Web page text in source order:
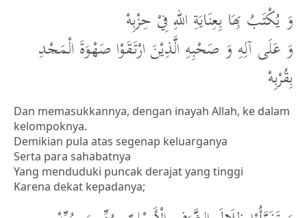
وَ يُكْتَبُ بِهَا بِعِنَايَةِ اللهِ فِيْ حِزْبِهْ
وَ عَلَى آلِهِ وَ صَحْبِهِ الَّذِيْنَ ارْتَقَوْا صَهْوَةَ الْمَجْدِ
بِقُرْبِهْ
Dan memasukkannya, dengan inayah Allah, ke dalam
kelompoknya.
Demikian pula atas segenap keluarganya
Serta para sahabatnya
Yang menduduki puncak derajat yang tinggi
Karena dekat kepadanya;